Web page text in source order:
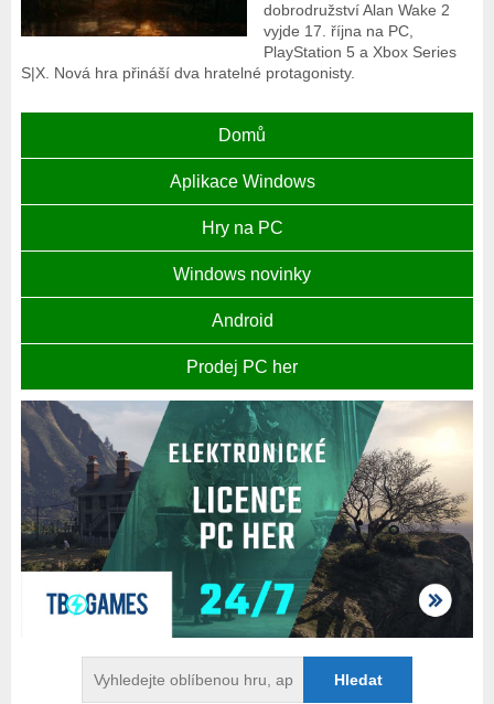
dobrodružství Alan Wake 2
vyjde 17. října na PC,
PlayStation 5 a Xbox Series
S|X. Nová hra přináší dva hratelné protagonisty.
Domů
Aplikace Windows
Hry na PC
Windows novinky
Android
Prodej PC her